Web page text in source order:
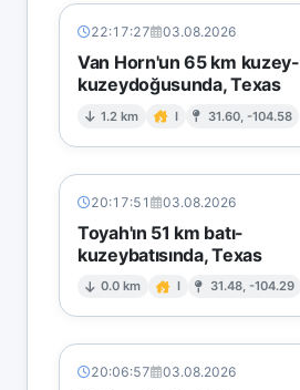
22:17:27 03.08.2026
Van Horn'un 65 km kuzey-
kuzeydoğusunda, Texas
1.2 km I 31.60, -104.58
20:17:51 03.08.2026
Toyah'ın 51 km batı-
kuzeybatısında, Texas
0.0 km I 31.48, -104.29
20:06:57 03.08.2026